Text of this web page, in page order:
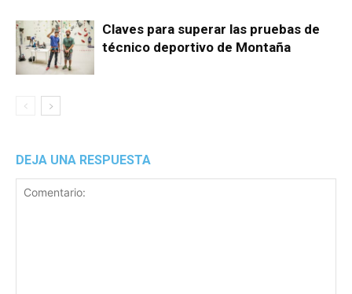
Claves para superar las pruebas de
técnico deportivo de Montaña
DEJA UNA RESPUESTA